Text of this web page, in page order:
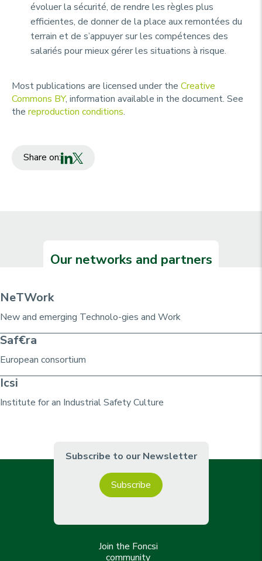
évoluer la sécurité, de rendre les règles plus
efficientes, de donner de la place aux remontées du
terrain et de s’appuyer sur les compétences des
salariés pour mieux gérer les situations à risque.
Most publications are licensed under the Creative
Commons BY, information available in the document. See
the reproduction conditions.
Share on:
Our networks and partners
NeTWork
New and emerging Technolo-gies and Work
Saf€ra
European consortium
Icsi
Institute for an Industrial Safety Culture
Subscribe to our Newsletter
Subscribe
Join the Foncsi
community